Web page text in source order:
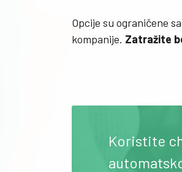
Opcije su ograničene
kompanije. Zatražite
Koristite